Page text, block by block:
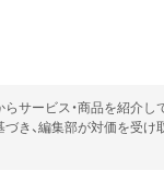
サービス・商品を紹介し
き、編集部が対価を受け